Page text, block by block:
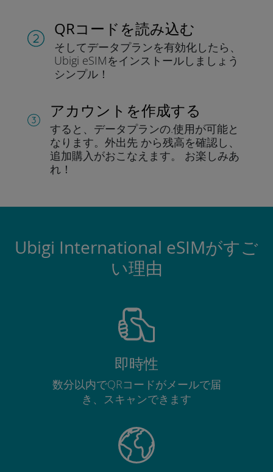
QRコードを読み込む
そしてデータプランを有効化したら、
Ubigi eSIMをインストールしま しょう
シンプル！
アカウントを作成する
すると、データプランの.使用が可能と
なります。 外出先 から残高を確認し、
追加購入がおこなえます。
お楽しみあ
れ！
Ubigi International eSIMがすご
い理由
即時性
数分以内でQRコードがメールで届
き、スキャンできます